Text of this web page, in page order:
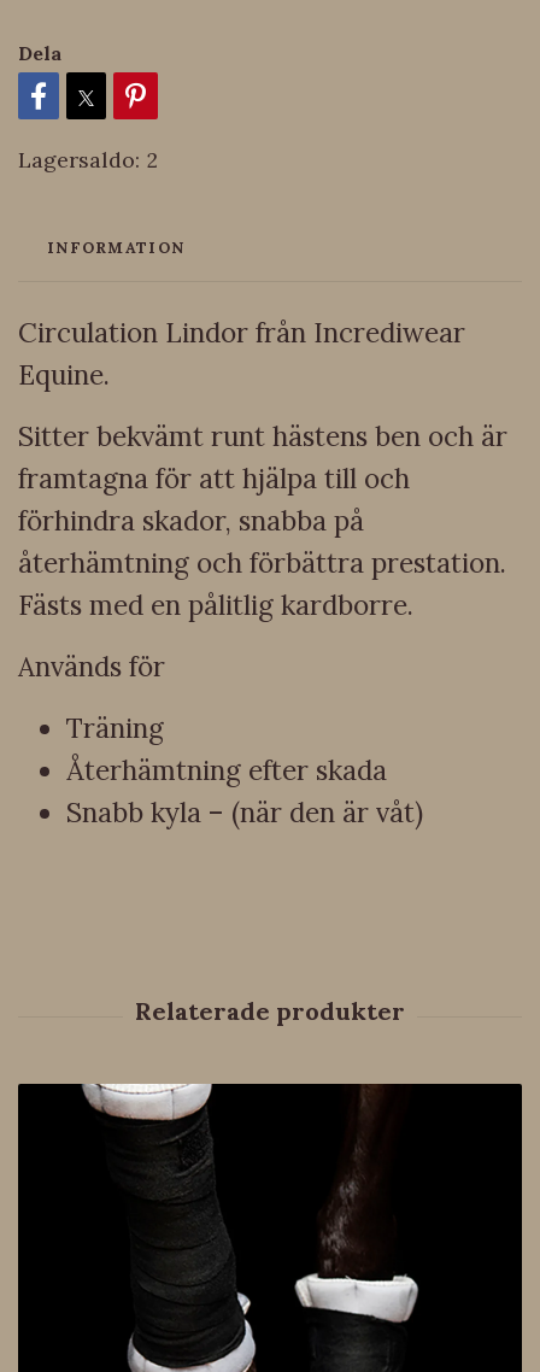
Dela
Lagersaldo: 2
INFORMATION
Circulation Lindor från Incrediwear
Equine.
Sitter bekvämt runt hästens ben och är
framtagna för att hjälpa till och
förhindra skador, snabba på
återhämtning och förbättra prestation.
Fästs med en pålitlig kardborre.
Används för
Träning
Återhämtning efter skada
Snabb kyla – (när den är våt)